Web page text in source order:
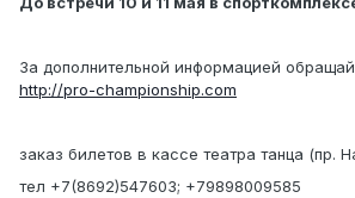
За дополнительной информацией
http://pro-championship.com
заказ билетов в кассе театра танца (пр.
тел +7(8692)547603; +79898009585